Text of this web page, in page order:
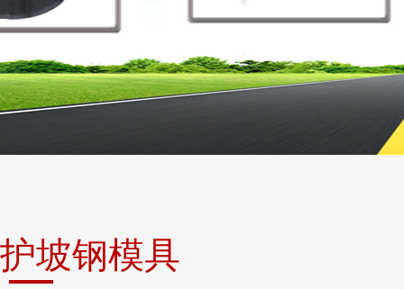
护坡钢模具